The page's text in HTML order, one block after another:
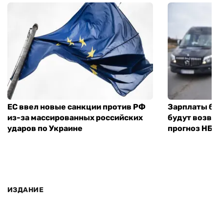
ЕС ввел новые санкции против РФ
из-за массированных российских
ударов по Украине
Зарплаты
будут
прогноз НБУ
ИЗДАНИЕ